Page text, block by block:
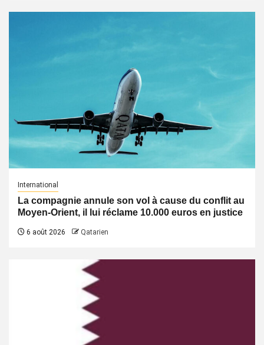
International
La compagnie annule son vol à cause du conflit au
Moyen-Orient, il lui réclame 10.000 euros en justice
6 août 2026 Qatarien